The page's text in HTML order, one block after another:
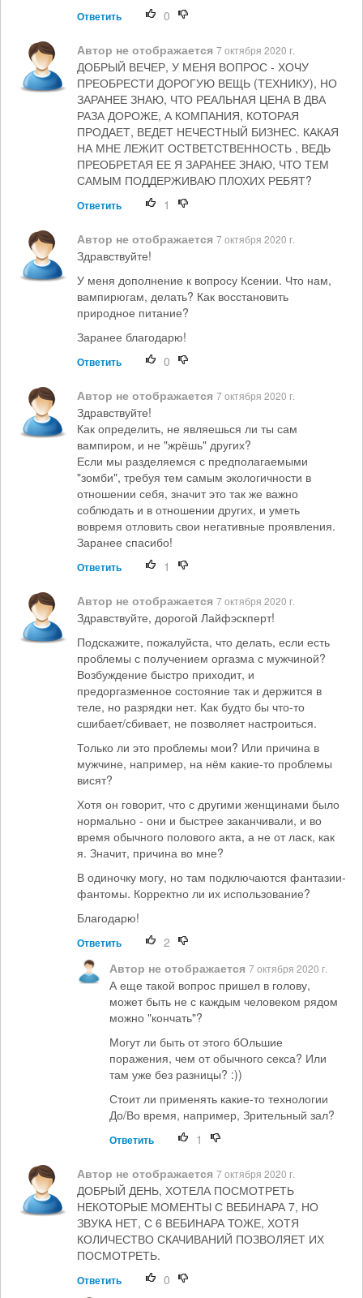
Ответить 0
Автор не отображается 7 октября 2020 г.
ДОБРЫЙ ВЕЧЕР, У МЕНЯ ВОПРОС - ХОЧУ
ПРЕОБРЕСТИ ДОРОГУЮ ВЕЩЬ (ТЕХНИКУ), НО
ЗАРАНЕЕ ЗНАЮ, ЧТО РЕАЛЬНАЯ ЦЕНА В ДВА
РАЗА ДОРОЖЕ, А КОМПАНИЯ, КОТОРАЯ
ПРОДАЕТ, ВЕДЕТ НЕЧЕСТНЫЙ БИЗНЕС. КАКАЯ
НА МНЕ ЛЕЖИТ ОСТВЕТСТВЕННОСТЬ , ВЕДЬ
ПРЕОБРЕТАЯ ЕЕ Я ЗАРАНЕЕ ЗНАЮ, ЧТО ТЕМ
САМЫМ ПОДДЕРЖИВАЮ ПЛОХИХ РЕБЯТ?
Ответить 1
Автор не отображается 7 октября 2020 г.
Здравствуйте!
У меня дополнение к вопросу Ксении. Что нам,
вампирюгам, делать? Как восстановить
природное питание?
Заранее благодарю!
Ответить 0
Автор не отображается 7 октября 2020 г.
Здравствуйте!
Как определить, не являешься ли ты сам
вампиром, и не "жрёшь" других?
Если мы разделяемся с предполагаемыми
"зомби", требуя тем самым экологичности в
отношении себя, значит это так же важно
соблюдать и в отношении других, и уметь
вовремя отловить свои негативные проявления.
Заранее спасибо!
Ответить 1
Автор не отображается 7 октября 2020 г.
Здравствуйте, дорогой Лайфэскперт!
Подскажите, пожалуйста, что делать, если есть
проблемы с получением оргазма с мужчиной?
Возбуждение быстро приходит, и
предоргазменное состояние так и держится в
теле, но разрядки нет. Как будто бы что-то
сшибает/сбивает, не позволяет настроиться.
Только ли это проблемы мои? Или причина в
мужчине, например, на нём какие-то проблемы
висят?
Хотя он говорит, что с другими женщинами было
нормально - они и быстрее заканчивали, и во
время обычного полового акта, а не от ласк, как
я. Значит, причина во мне?
В одиночку могу, но там подключаются фантазии-
фантомы. Корректно ли их использование?
Благодарю!
Ответить
2
Автор не отображается 7 октября 2020 г.
А еще такой вопрос пришел в голову,
может быть не с каждым человеком рядом
можно "кончать"?
Могут ли быть от этого бОльшие
поражения, чем от обычного секса? Или
там уже без разницы? :))
Стоит ли применять какие-то технологии
До/Во время, например, Зрительный зал?
Ответить 1
Автор не отображается 7 октября 2020 г.
ДОБРЫЙ ДЕНЬ, ХОТЕЛА ПОСМОТРЕТЬ
НЕКОТОРЫЕ МОМЕНТЫ С ВЕБИНАРА 7, НО
ЗВУКА НЕТ, С 6 ВЕБИНАРА ТОЖЕ, ХОТЯ
КОЛИЧЕСТВО СКАЧИВАНИЙ ПОЗВОЛЯЕТ ИХ
ПОСМОТРЕТЬ.
Ответить
0